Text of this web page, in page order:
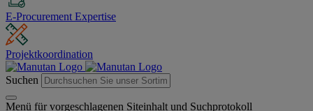
E-Procurement Expertise
Projektkoordination
Suchen
Menü für vorgeschlagenen Siteinhalt und Suchprotokoll